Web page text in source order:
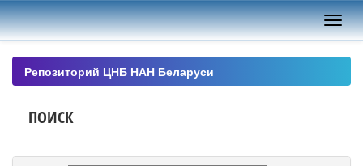
Skip
navigation
Репозиторий ЦНБ НАН Беларуси
ПОИСК